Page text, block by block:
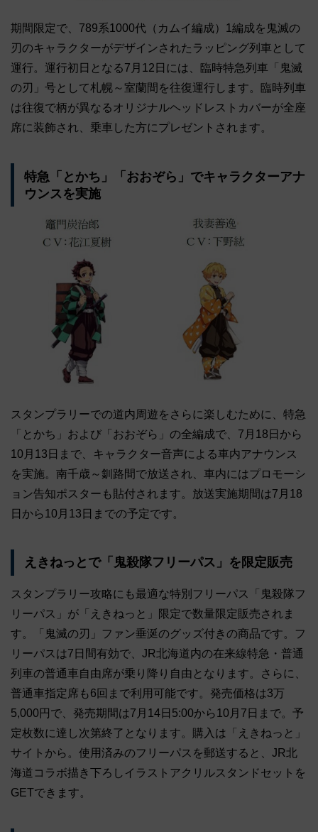
期間限定で、789系1000代（カムイ編成）1編成を鬼滅の
刃のキャラクターがデザインされたラッピング列車として
運行。運行初日となる7月12日には、臨時特急列車「鬼滅
の刃」号として札幌～室蘭間を往復運行します。臨時列車
は往復で柄が異なるオリジナルヘッドレストカバーが全座
席に装飾され、乗車した方にプレゼントされます。
特急「とかち」「おおぞら」でキャラクターアナ
ウンスを実施
スタンプラリーでの道内周遊をさらに楽しむために、特急
「とかち」および「おおぞら」の全編成で、7月18日から
10月13日まで、キャラクター音声による車内アナウンス
を実施。南千歳～釧路間で放送され、車内にはプロモーシ
ョン告知ポスターも貼付されます。放送実施期間は7月18
日から10月13日までの予定です。
えきねっとで「鬼殺隊フリーパス」を限定販売
スタンプラリー攻略にも最適な特別フリーパス「鬼殺隊フ
リーパス」が「えきねっと」限定で数量限定販売されま
す。「鬼滅の刃」ファン垂涎のグッズ付きの商品です。フ
リーパスは7日間有効で、JR北海道内の在来線特急・普通
列車の普通車自由席が乗り降り自由となります。さらに、
普通車指定席も6回まで利用可能です。発売価格は3万
5,000円で、発売期間は7月14日5:00から10月7日まで。予
定枚数に達し次第終了となります。購入は「えきねっと」
サイトから。使用済みのフリーパスを郵送すると、JR北
海道コラボ描き下ろしイラストアクリルスタンドセットを
GETできます。